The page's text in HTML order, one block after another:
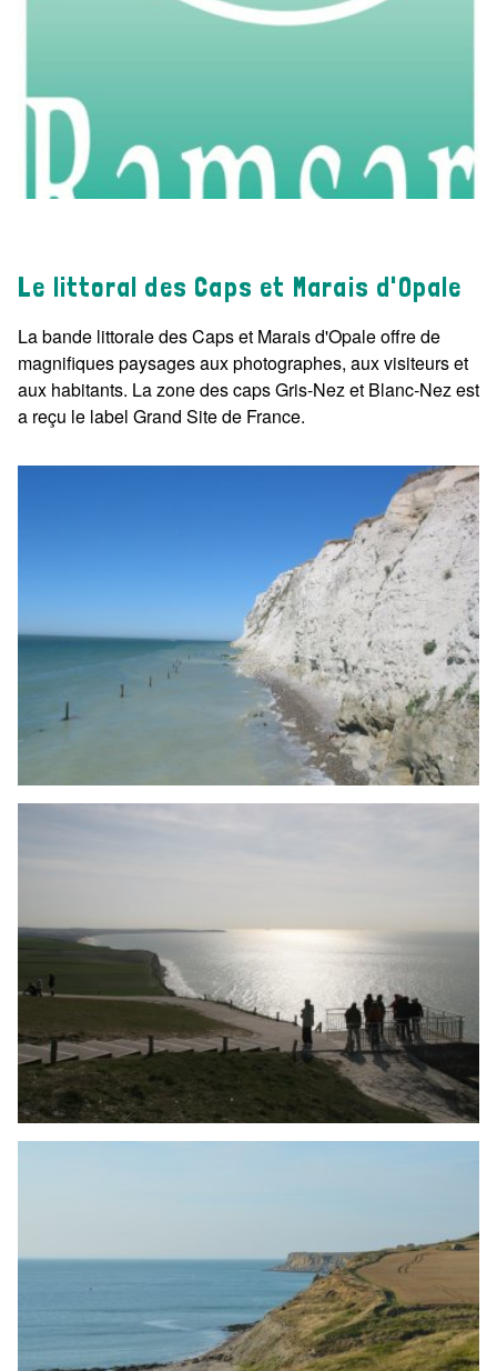
Le littoral des Caps et Marais d'Opale
La bande littorale des Caps et Marais d'Opale offre de
magnifiques paysages aux photographes, aux visiteurs et
aux habitants. La zone des caps Gris-Nez et Blanc-Nez est
a reçu le label Grand Site de France.